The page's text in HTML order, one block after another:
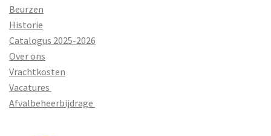
Beurzen
Historie
Catalogus 2025-2026
Over ons
Vrachtkosten
Vacatures
Afvalbeheerbijdrage